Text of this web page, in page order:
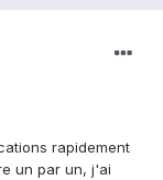
rapidement
un par un, j'ai